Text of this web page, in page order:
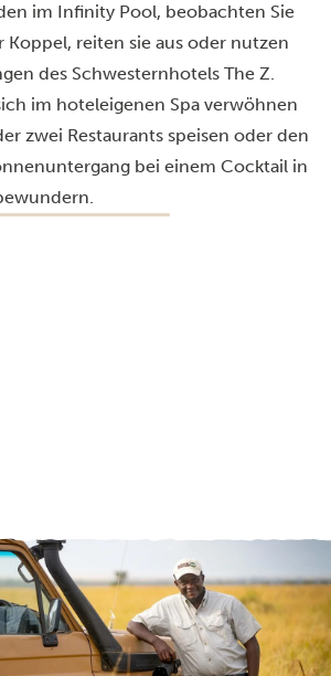
im Infinity Pool, beobachten Sie
Koppel, reiten sie aus oder nutzen
des Schwesternhotels The Z.
im hoteleigenen Spa verwöhnen
zwei Restaurants speisen oder den
bei einem Cocktail in